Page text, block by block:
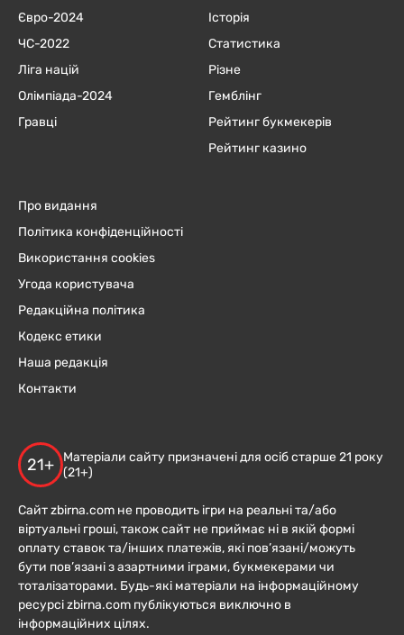
Євро-2024
ЧC-2022
Ліга націй
Олімпіада-2024
Гравці
Історія
Статистика
Різне
Гемблінг
Рейтинг букмекерів
Рейтинг казино
Про видання
Політика конфіденційності
Використання cookies
Угода користувача
Редакційна політика
Кодекс етики
Наша редакція
Контакти
21+
Матеріали сайту призначені для осіб старше 21 року
(21+)
Сайт zbirna.com не проводить ігри на реальні та/або
віртуальні гроші, також сайт не приймає ні в якій формі
оплату ставок та/інших платежів, які пов’язані/можуть
бути пов’язані з азартними іграми, букмекерами чи
тоталізаторами. Будь-які матеріали на інформаційному
ресурсі zbirna.com публікуються виключно в
інформаційних цілях.